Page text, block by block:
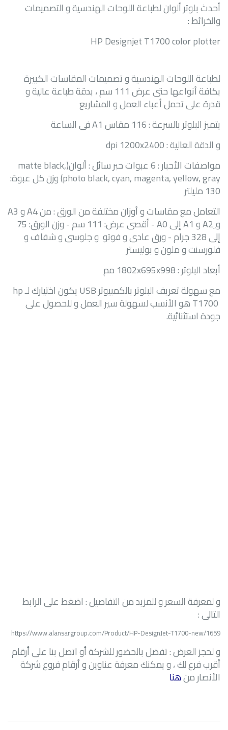
أحدث بلوتر ألوان لطباعة اللوحات الهندسية و التصميمات
والخرائط :
HP Designjet T1700 color plotter
لطباعة اللوحات الهندسية و تصميمات المقاسات الكبيرة
بكافة أنواعها حتى عرض 111 سم ، بدقة طباعة عالية و
قدرة على تحمل أعباء العمل و المشاريع
يتميز البلوتر بالسرعة : 116 مقاس
A1فى الساعة
و الدقة العالية :dpi 1200x2400
مواصفات الأحبار : 6 عبوات حبر سائل : ألوان(
matte black,
photo black, cyan, magenta, yellow, gray) وزن كل عبوة:
130 مليلتر
التعامل مع مقاسات و أوزان مختلفة من الورق : منA4وA3
و ِA2و A1إلىA0 - أقصى عرض: 111 سم - وزن الورق: 75
إلى 328 جرام - ورق عادى و فوتو و جلوسى و شفاف و
فلورسنت و ملون و بوليستر
أبعاد البلوتر :1802x695x998 مم
مع سهولة تعريف البلوتر بالكمبيوترUSBيكون اختيارك لـhp
T1700هو الأنسب لسهولة سير العمل و للحصول على
جودة استثنائية.
و لمعرفة السعر و للمزيد من التفاصيل : اضغط على الرابط
التالى :
https://www.alansargroup.com/Product/HP-DesignJet-T1700-new/1659
و لحجز العرض : تفضل بالحضور للشركة أو اتصل بنا على أرقام
أقرب فرع لك ، و يمكنك معرفةعناوين و أرقام فروع شركة
الأنصار منهنا